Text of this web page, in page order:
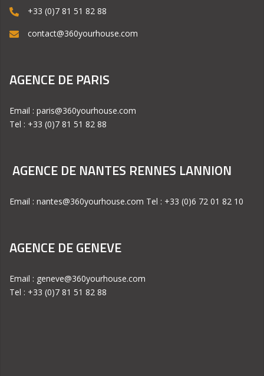
+33 (0)7 81 51 82 88
contact@360yourhouse.com
AGENCE DE PARIS
Email : paris@360yourhouse.com
Tel : +33 (0)7 81 51 82 88
AGENCE DE NANTES RENNES LANNION
Email : nantes@360yourhouse.com Tel : +33 (0)6 72 01 82 10
AGENCE DE GENEVE
Email : geneve@360yourhouse.com
Tel : +33 (0)7 81 51 82 88